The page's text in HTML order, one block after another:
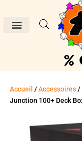
Accueil /Accessoires/
Junction 100+ Deck